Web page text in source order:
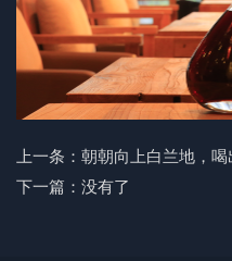
上一条： 朝朝向上白兰地，
下一篇：没有了